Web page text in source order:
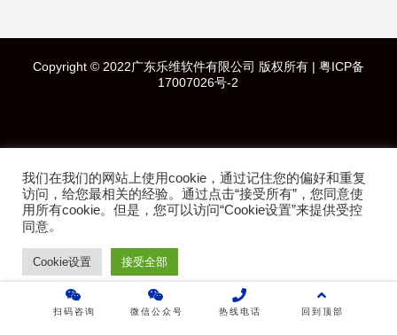
成功案例
行业方案
技术白皮书
关于乐维
Copyright © 2022广东乐维软件有限公司 版权所有 | 粤ICP备
17007026号-2
扫码咨询 微信公众号 热线电话 回到顶部
我们在我们的网站上使用cookie，通过记住您的偏好和重复
访问，给您最相关的经验。通过点击“接受所有”，您同意使
用所有cookie。但是，您可以访问“Cookie设置”来提供受控
同意。
Cookie设置 接受全部